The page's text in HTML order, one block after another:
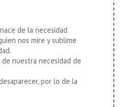
de la necesidad
nos mire y sublime
nuestra necesidad de
por lo de la